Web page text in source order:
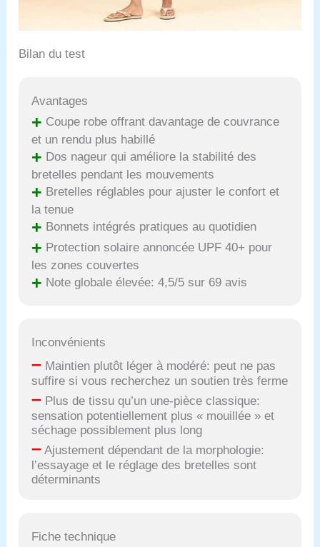
Bilan du test
Avantages
+ Coupe robe offrant davantage de couvrance
et un rendu plus habillé
+ Dos nageur qui améliore la stabilité des
bretelles pendant les mouvements
+ Bretelles réglables pour ajuster le confort et
la tenue
+ Bonnets intégrés pratiques au quotidien
+ Protection solaire annoncée UPF 40+ pour
les zones couvertes
+ Note globale élevée: 4,5/5 sur 69 avis
Inconvénients
– Maintien plutôt léger à modéré: peut ne pas
suffire si vous recherchez un soutien très ferme
– Plus de tissu qu’un une-pièce classique:
sensation potentiellement plus « mouillée » et
séchage possiblement plus long
– Ajustement dépendant de la morphologie:
l’essayage et le réglage des bretelles sont
déterminants
Fiche technique